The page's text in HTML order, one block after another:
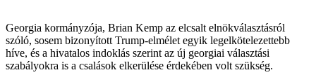
Georgia kormányzója, Brian Kemp az elcsalt elnökválasztásról
szóló, sosem bizonyított Trump-elmélet egyik legelkötelezettebb
híve, és a hivatalos indoklás szerint az új georgiai választási
szabályokra is a csalások elkerülése érdekében volt szükség.